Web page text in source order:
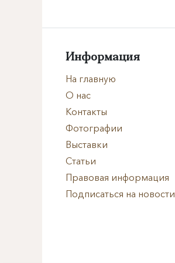
Страна
Цена
Производитель
Информация
На главную
О нас
Контакты
Фотографии
Выставки
Статьи
Правовая информация
Подписаться на новости